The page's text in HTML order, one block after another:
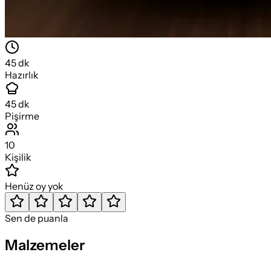
45dk
Hazırlık
45dk
Pişirme
10
Kişilik
Henüz oy yok
Sen de puanla
Malzemeler